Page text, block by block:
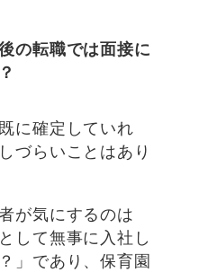
の転職では面接に
に確定していれ
づらいことはあり
が気にするのは
して無事に入社し
」であり、保育園